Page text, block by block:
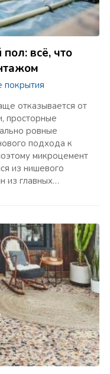
всё, что
покрытия
отказывается от
просторные
ровные
подхода к
микроцемент
из нишевого
из главных…